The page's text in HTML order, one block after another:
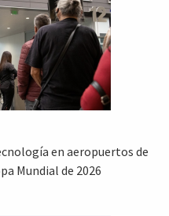
en aeropuertos de
Mundial de 2026